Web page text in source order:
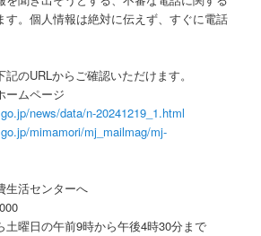
す。個人情報は絶対に伝えず、すぐに電話
のURLからご確認いただけます。
ームページ
news/data/n-20241219_1.html
mimamori/mj_mailmag/mj-
生活センターへ
土曜日の午前9時から午後4時30分まで